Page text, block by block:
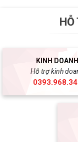
HỖ
KINH DOANH
Hỗ trợ kinh